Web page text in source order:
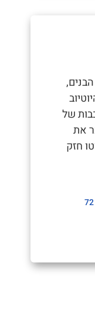
של
את
חזק
72